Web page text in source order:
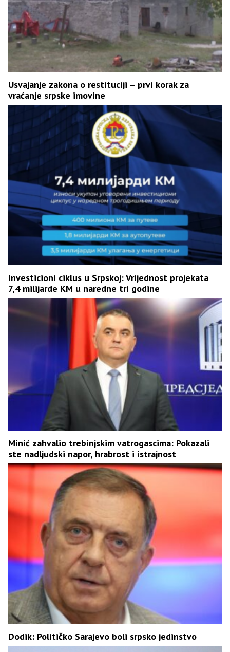
Usvajanje zakona o restituciji – prvi korak za
vraćanje srpske imovine
Investicioni ciklus u Srpskoj: Vrijednost projekata
7,4 milijarde KM u naredne tri godine
Minić zahvalio trebinjskim vatrogascima: Pokazali
ste nadljudski napor, hrabrost i istrajnost
Dodik: Političko Sarajevo boli srpsko jedinstvo